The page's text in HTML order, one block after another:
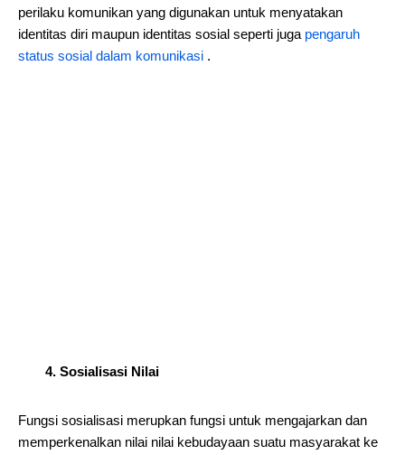
perilaku komunikan yang digunakan untuk menyatakan
identitas diri maupun identitas sosial seperti juga pengaruh
status sosial dalam komunikasi .
4. Sosialisasi Nilai
Fungsi sosialisasi merupkan fungsi untuk mengajarkan dan
memperkenalkan nilai nilai kebudayaan suatu masyarakat ke